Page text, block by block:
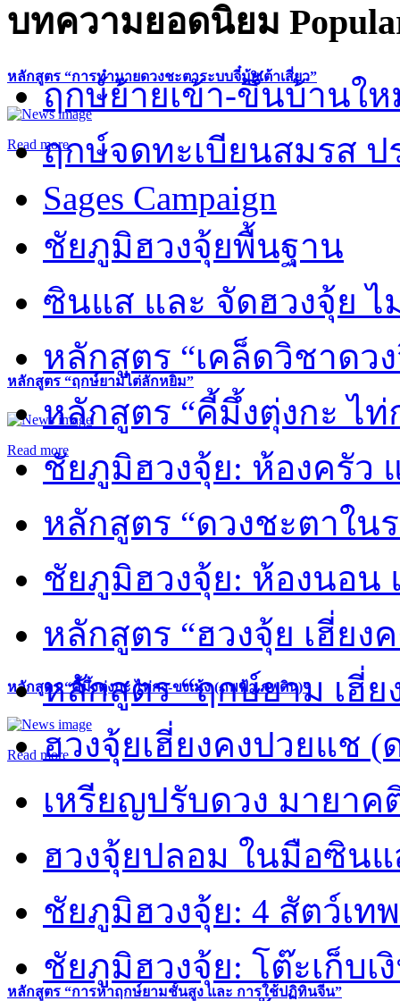
หลักสูตร “การทำนายดวงชะตาระบบจี๋มุ้ยเต้าเสี่ยว”
Read more
หลักสูตร “ฤกษ์ยามไต่ลักหยิ่ม”
Read more
หลักสูตร “คี้มึ้งตุ่งกะ ไท่กง-ขงเม้ง (ภพฟ้า ภพดิน)”
Read more
หลักสูตร “การหาฤกษ์ยามชั้นสูง และ การใช้ปฏิทินจีน”
บทความยอดนิยม
ฤกษ์ย้ายเข้า-ขึ้นบ้านให
ฤกษ์จดทะเบียนสมรส ป
Sages Campaign
ชัยภูมิฮวงจุ้ยพื้นฐาน
ซินแส และ จัดฮวงจุ้ย ไ
หลักสูตร “เคล็ดวิชาดว
หลักสูตร “คี้มึ้งตุ่งกะ ไ
ชัยภูมิฮวงจุ้ย: ห้องครัว
หลักสูตร “ดวงชะตาใน
ชัยภูมิฮวงจุ้ย: ห้องนอน
หลักสูตร “ฮวงจุ้ย เฮี่ยง
หลักสูตร “ฤกษ์ยาม เฮี่ย
ฮวงจุ้ยเฮี่ยงคงปวยแช (
เหรียญปรับดวง มายา
ฮวงจุ้ยปลอม ในมือซิน
ชัยภูมิฮวงจุ้ย: 4 สัตว์เทพ
ชัยภูมิฮวงจุ้ย: โต๊ะเก็บเ